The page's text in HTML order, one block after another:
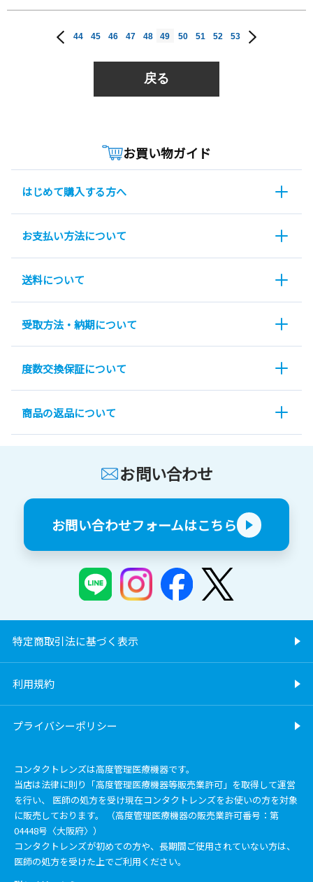
44 45 46 47 48 49 50 51 52 53
戻る
お買い物ガイド
はじめて購入する方へ
お支払い方法について
送料について
受取方法・納期について
度数交換保証について
商品の返品について
お問い合わせ
お問い合わせフォームはこちら
特定商取引法に基づく表示
利用規約
プライバシーポリシー
コンタクトレンズは高度管理医療機器です。
当店は法律に則り「高度管理医療機器等販売業許可」を取得して運営
を行い、 医師の処方を受け現在コンタクトレンズをお使いの方を対象
に販売しております。 （高度管理医療機器の販売業許可番号：第
04448号〈大阪府〉）
コンタクトレンズが初めての方や、長期間ご使用されていない方は、
医師の処方を受けた上でご利用ください。